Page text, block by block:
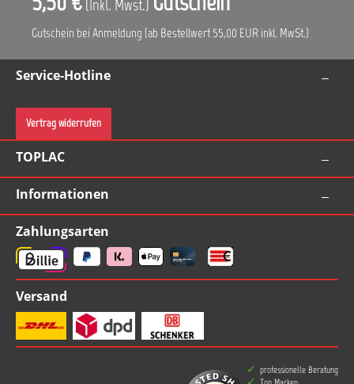
(Inkl. Mwst.)
Gutschein bei Anmeldung (ab Bestellwert 55,00 EUR inkl. MwSt.)
Service-Hotline
Vertrag widerrufen
TOPLAC
Informationen
Zahlungsarten
Versand
professionelle Beratung